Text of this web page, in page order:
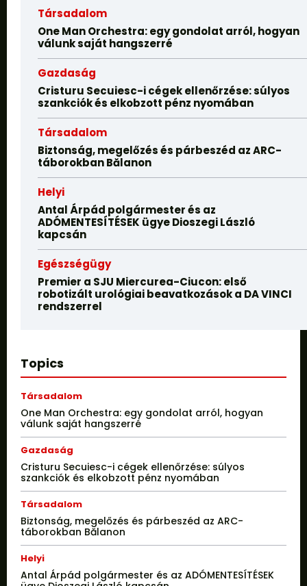
Társadalom
One Man Orchestra: egy gondolat arról, hogyan
válunk saját hangszerré
Gazdaság
Cristuru Secuiesc-i cégek ellenőrzése: súlyos
szankciók és elkobzott pénz nyomában
Társadalom
Biztonság, megelőzés és párbeszéd az ARC-
táborokban Bălanon
Helyi
Antal Árpád polgármester és az
ADÓMENTESÍTÉSEK ügye Dioszegi László
kapcsán
Egészségügy
Premier a SJU Miercurea-Ciucon: első
robotizált urológiai beavatkozások a DA VINCI
rendszerrel
Topics
Társadalom
One Man Orchestra: egy gondolat arról, hogyan
válunk saját hangszerré
Gazdaság
Cristuru Secuiesc-i cégek ellenőrzése: súlyos
szankciók és elkobzott pénz nyomában
Társadalom
Biztonság, megelőzés és párbeszéd az ARC-
táborokban Bălanon
Helyi
Antal Árpád polgármester és az ADÓMENTESÍTÉSEK